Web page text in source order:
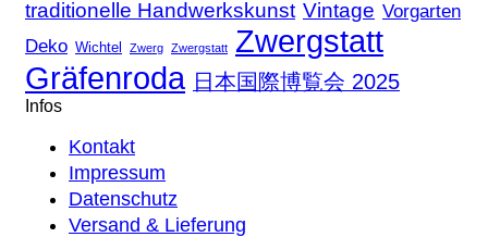
traditionelle Handwerkskunst Vintage Vorgarten
Deko Wichtel Zwerg Zwergstatt
Zwergstatt
Gräfenroda 日本国際博覧会 2025
Infos
Kontakt
Impressum
Datenschutz
Versand & Lieferung